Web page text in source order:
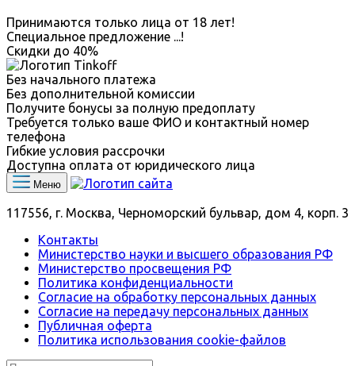
Принимаются только лица от 18 лет!
Специальное предложение ...!
Скидки до 40%
Без начального платежа
Без дополнительной комиссии
Получите бонусы за полную предоплату
Требуется только ваше ФИО и контактный номер
телефона
Гибкие условия рассрочки
Доступна оплата от юридического лица
Меню
117556, г. Москва, Черноморский бульвар, дом 4, корп. 3
Контакты
Министерство науки и высшего образования РФ
Министерство просвещения РФ
Политика конфиденциальности
Согласие на обработку персональных данных
Согласие на передачу персональных данных
Публичная оферта
Политика использования сookie-файлов